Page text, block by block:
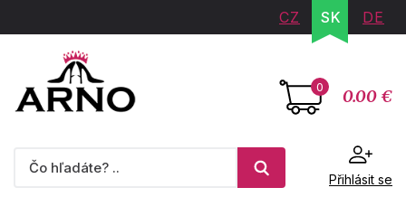
CZ SK DE
0 0.00 €
Přihlásit se